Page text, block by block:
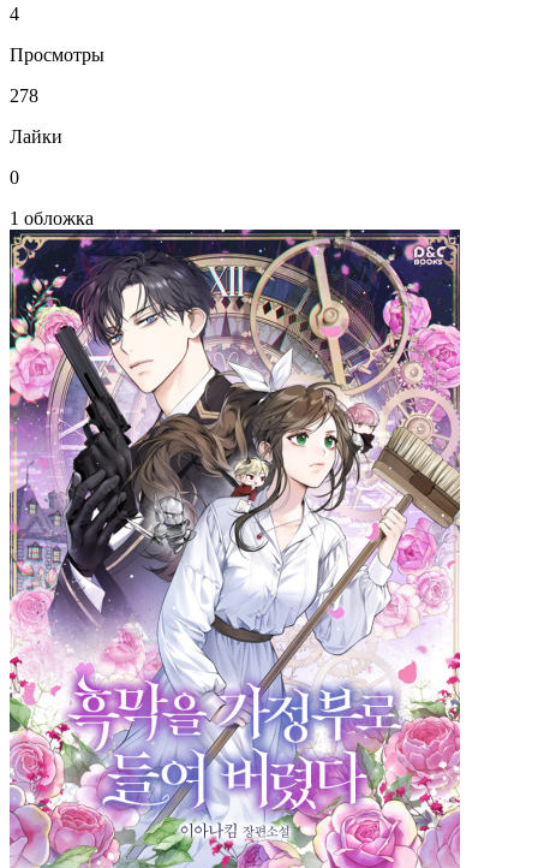
4
Просмотры
278
Лайки
0
1 обложка